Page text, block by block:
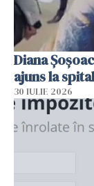
Diana
ajuns la spital
30 IULIE 2026